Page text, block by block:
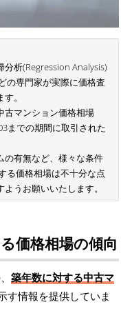
析(Regression Analysis)
の専門家が実際に価格査
。
古マンション価格相場
までの期間に取引された
の有無など、様々な条件
る価格相場は不十分な点
うお願いいたします。
価格相場の傾向
築年数に対する中古マ
す情報を提供していま